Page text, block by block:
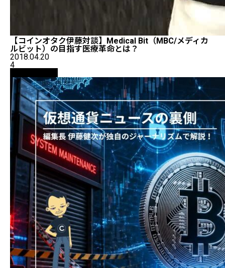
【コインオタク伊藤対談】Medical Bit（MBC/メディカ
ルビット）の目指す医療革命とは？
2018.04.20
4